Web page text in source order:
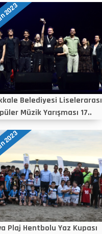
Belediyesi Liselerarası
Müzik Yarışması 17..
Plaj Hentbolu Yaz Kupası